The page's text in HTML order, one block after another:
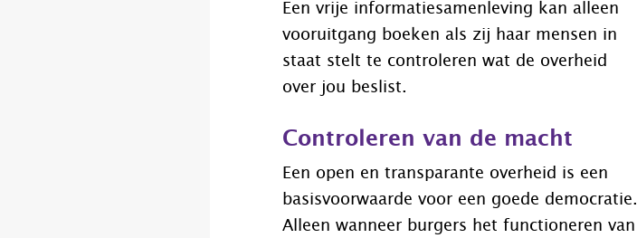
Een vrije informatiesamenleving kan alleen
vooruitgang boeken als zij haar mensen in
staat stelt te controleren wat de overheid
over jou beslist.
Controleren van de macht
Een open en transparante overheid is een
basisvoorwaarde voor een goede democratie.
Alleen wanneer burgers het functioneren van